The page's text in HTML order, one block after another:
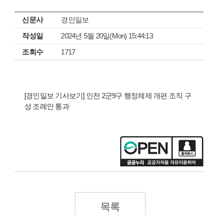
신문사
경인일보
작성일
2024년 5월 20일(Mon) 15:44:13
조회수
1717
[경인일보 기사보기] 인천 2군9구 행정체제 개편 조직 구
성 조례안 통과
목록